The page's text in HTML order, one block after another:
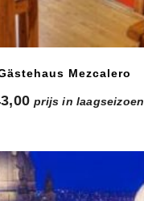
Mezcalero
prijs in laagseizoen